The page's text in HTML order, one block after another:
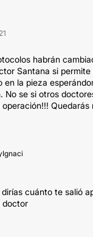
habrán
Santana si
en la pieza
No se si otros
Quedarás
cuánto te salió
doctor